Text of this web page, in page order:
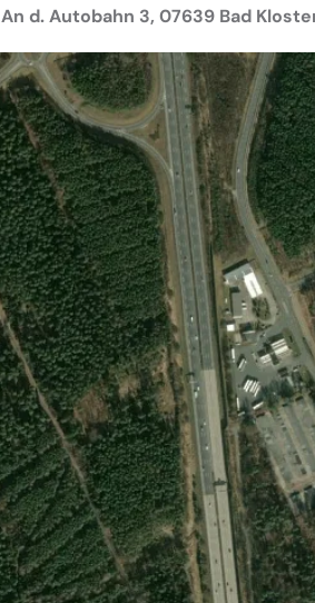
An d. Autobahn 3, 07639 Bad